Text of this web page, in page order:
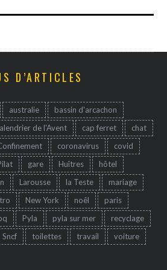
D’ARTICLES
australie
bassin d'arcachon
de l'Avent cap ferret
chat
coronavirus
covid
gare Huîtres
hôtel
Larousse la Teste
mariage
New York noêl
paris
Pyla pyla sur mer
recyclage
Sncf toilettes travail
voiture